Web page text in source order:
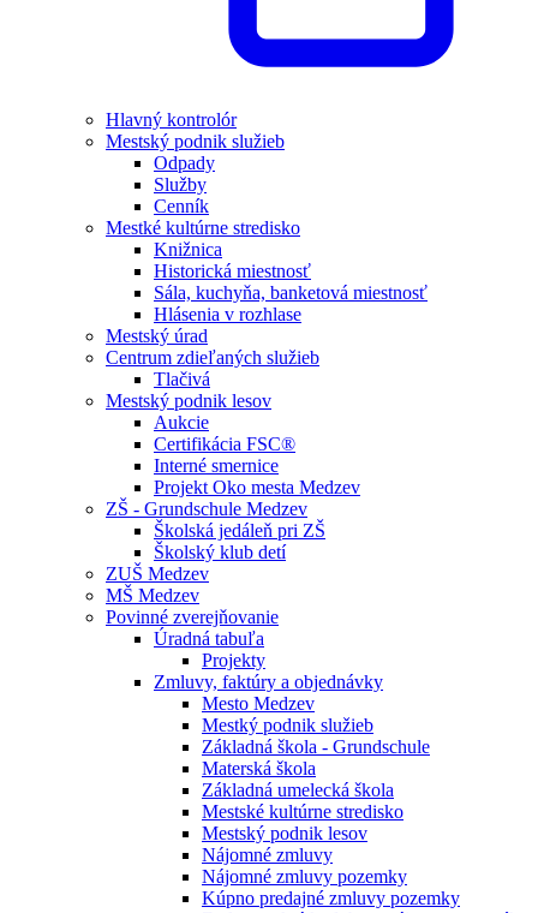
Hlavný kontrolór
Mestský podnik služieb
Odpady
Služby
Cenník
Mestké kultúrne stredisko
Knižnica
Historická miestnosť
Sála, kuchyňa, banketová miestnosť
Hlásenia v rozhlase
Mestský úrad
Centrum zdieľaných služieb
Tlačivá
Mestský podnik lesov
Aukcie
Certifikácia FSC®
Interné smernice
Projekt Oko mesta Medzev
ZŠ - Grundschule Medzev
Školská jedáleň pri ZŠ
Školský klub detí
ZUŠ Medzev
MŠ Medzev
Povinné zverejňovanie
Úradná tabuľa
Projekty
Zmluvy, faktúry a objednávky
Mesto Medzev
Mestký podnik služieb
Základná škola - Grundschule
Materská škola
Základná umelecká škola
Mestské kultúrne stredisko
Mestský podnik lesov
Nájomné zmluvy
Nájomné zmluvy pozemky
Kúpno predajné zmluvy pozemky